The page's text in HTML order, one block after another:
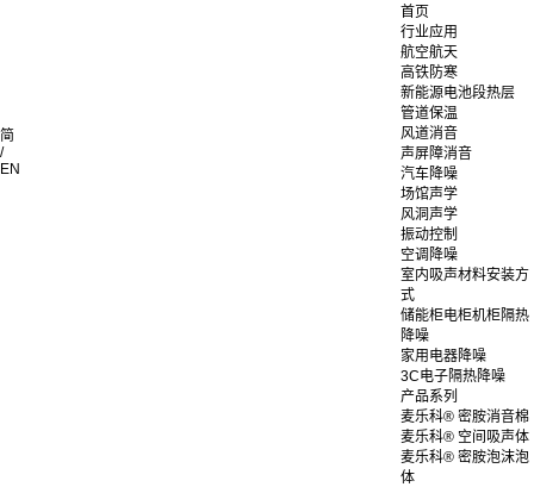
简
/
EN
首页
行业应用
航空航天
高铁防寒
新能源电池段热层
管道保温
风道消音
声屏障消音
汽车降噪
场馆声学
风洞声学
振动控制
空调降噪
室内吸声材料安装方
式
储能柜电柜机柜隔热
降噪
家用电器降噪
3C电子隔热降噪
产品系列
麦乐科® 密胺消音棉
麦乐科® 空间吸声体
麦乐科® 密胺泡沫泡
体